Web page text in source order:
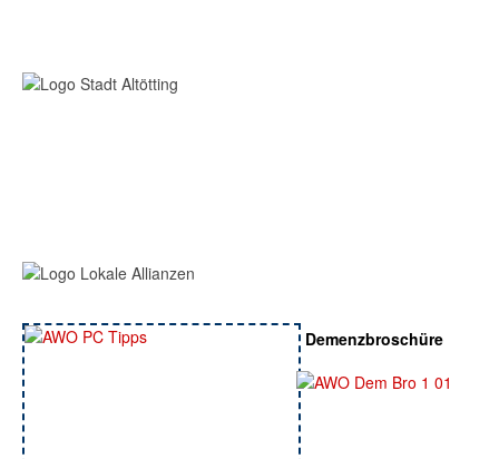
Demenzbroschüre